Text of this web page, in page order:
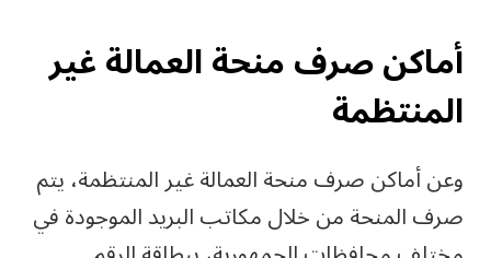
أماكن صرف منحة العمالة غير
المنتظمة
وعن أماكن صرف منحة العمالة غير المنتظمة، يتم
صرف المنحة من خلال مكاتب البريد الموجودة في